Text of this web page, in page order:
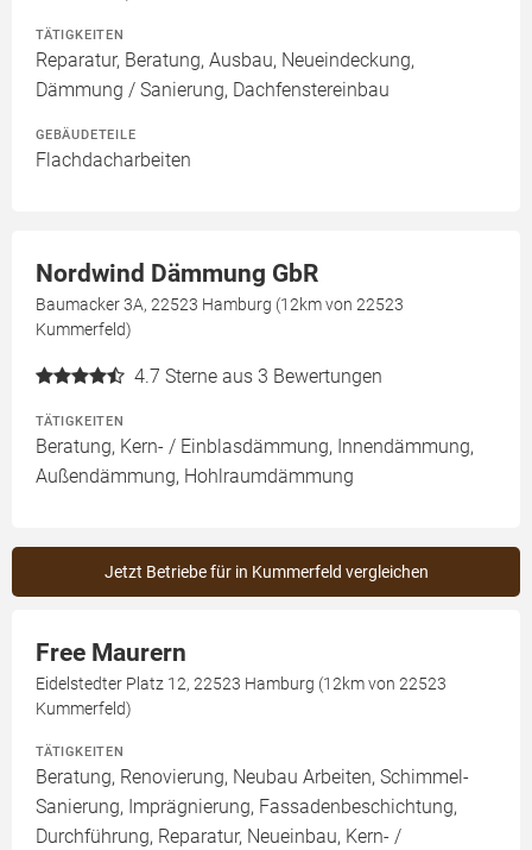
TÄTIGKEITEN
Reparatur, Beratung, Ausbau, Neueindeckung,
Dämmung / Sanierung, Dachfenstereinbau
GEBÄUDETEILE
Flachdacharbeiten
Nordwind Dämmung GbR
Baumacker 3A, 22523 Hamburg (12km von 22523
Kummerfeld)
4.7 Sterne aus 3 Bewertungen
TÄTIGKEITEN
Beratung, Kern- / Einblasdämmung, Innendämmung,
Außendämmung, Hohlraumdämmung
Jetzt Betriebe für in Kummerfeld vergleichen
Free Maurern
Eidelstedter Platz 12, 22523 Hamburg (12km von 22523
Kummerfeld)
TÄTIGKEITEN
Beratung, Renovierung, Neubau Arbeiten, Schimmel-
Sanierung, Imprägnierung, Fassadenbeschichtung,
Durchführung, Reparatur, Neueinbau, Kern- /